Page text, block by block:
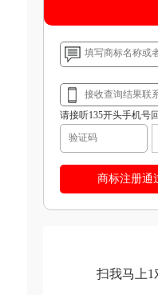
请接听135开头手机号
扫我马上1